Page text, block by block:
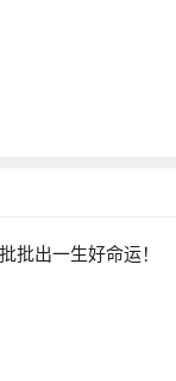
批出一生好命运！